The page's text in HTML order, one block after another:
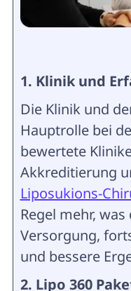
1. Klinik und
Die Klinik und
Hauptrolle bei
bewertete
Akkreditierung
Liposukions-
Regel mehr,
Versorgung,
und bessere
2. Lipo 360